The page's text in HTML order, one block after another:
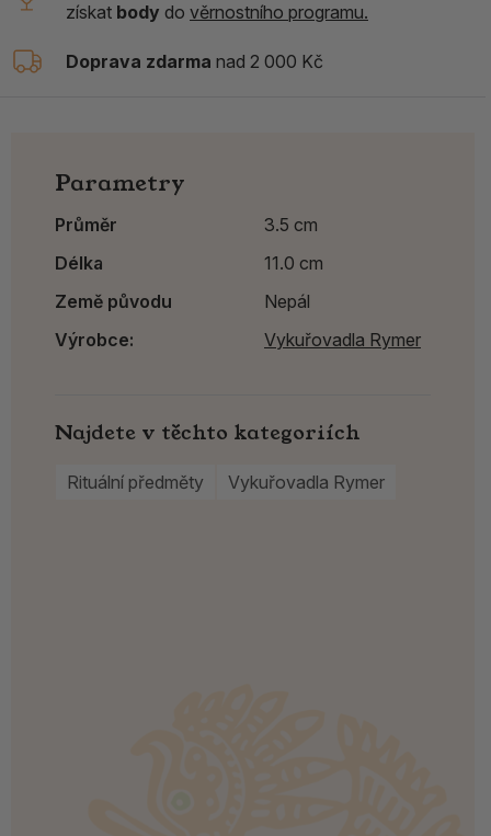
získat body do věrnostního programu.
Doprava zdarma nad 2 000 Kč
Parametry
Průměr
3.5 cm
Délka
11.0 cm
Země původu
Nepál
Výrobce:
Vykuřovadla Rymer
Najdete v těchto kategoriích
Rituální předměty Vykuřovadla Rymer